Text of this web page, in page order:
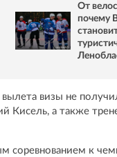
От
почему
визы не
Кисель, а также
соревнованием к